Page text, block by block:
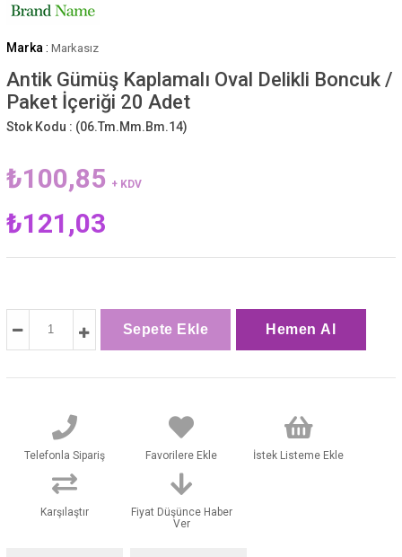
Marka : Markasız
Antik Gümüş Kaplamalı Oval Delikli Boncuk /
Paket İçeriği 20 Adet
Stok Kodu : (06.Tm.Mm.Bm.14)
₺100,85 + KDV
₺121,03
Telefonla Sipariş Favorilere Ekle İstek Listeme Ekle
Karşılaştır
Fiyat Düşünce Haber
Ver